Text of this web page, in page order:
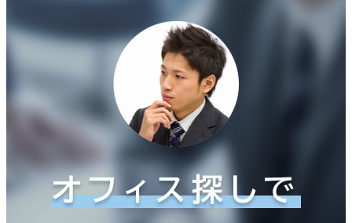
オフィス探しで